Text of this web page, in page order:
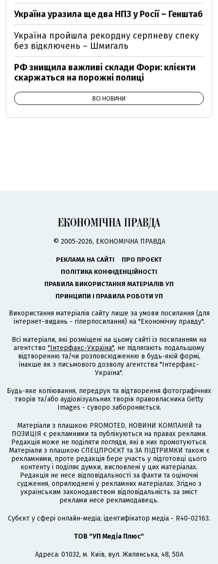
Україна уразила ще два НПЗ у Росії – Генштаб
Україна пройшла рекордну серпневу спеку
без відключень – Шмигаль
РФ знищила важливі склади Фори: клієнти
скаржаться на порожні полиці
ВСІ НОВИНИ
© 2005-2026, ЕКОНОМІЧНА ПРАВДА
РЕКЛАМА НА САЙТІ
ПРО ПРОЄКТ
ПОЛІТИКА КОНФІДЕНЦІЙНОСТІ
ПРАВИЛА ВИКОРИСТАННЯ МАТЕРІАЛІВ УП
ПРИНЦИПИ І ПРАВИЛА РОБОТИ УП
Використання матеріалів сайту лише за умови посилання (для
інтернет-видань - гіперпосилання) на "Економічну правду".
Всі матеріали, які розміщені на цьому сайті із посиланням на
агентство "Інтерфакс-Україна", не підлягають подальшому
відтворенню та/чи розповсюдженню в будь-якій формі,
інакше як з письмового дозволу агентства "Інтерфакс-
Україна".
Будь-яке копіювання, передрук та відтворення фотографічних
творів та/або аудіовізуальних творів правовласника Getty
Images - суворо забороняється.
Матеріали з плашкою PROMOTED, НОВИНИ КОМПАНІЙ та
ПОЗИЦІЯ є рекламними та публікуються на правах реклами.
Редакція може не поділяти погляди, які в них промотуються.
Матеріали з плашкою СПЕЦПРОЄКТ та ЗА ПІДТРИМКИ також є
рекламними, проте редакція бере участь у підготовці цього
контенту і поділяє думки, висловлені у цих матеріалах.
Редакція не несе відповідальності за факти та оціночні
судження, оприлюднені у рекламних матеріалах. Згідно з
українським законодавством відповідальність за зміст
реклами несе рекламодавець.
Cубєкт у сфері онлайн-медіа; ідентифікатор медіа - R40-02163.
ТОВ "УП Медіа Плюс"
Адреса: 01032, м. Київ, вул. Жилянська, 48, 50А